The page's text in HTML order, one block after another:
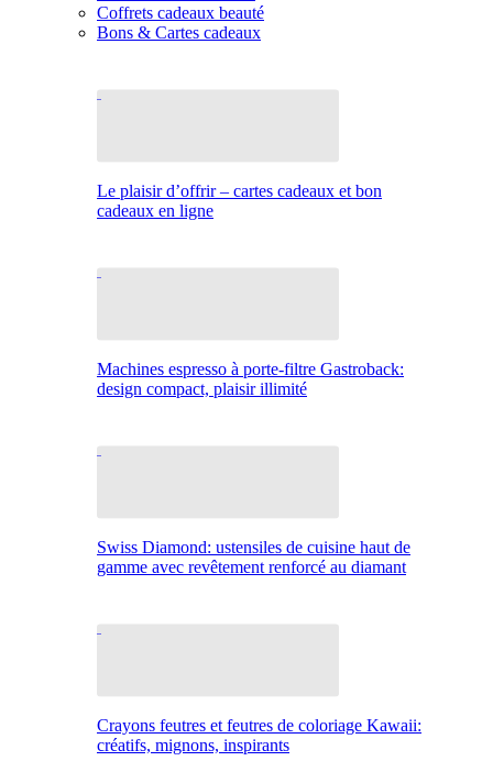
Coffrets cadeaux beauté
Bons & Cartes cadeaux
Le plaisir d’offrir – cartes cadeaux et bon
cadeaux en ligne
Machines espresso à porte-filtre Gastroback:
design compact, plaisir illimité
Swiss Diamond: ustensiles de cuisine haut de
gamme avec revêtement renforcé au diamant
Crayons feutres et feutres de coloriage Kawaii:
créatifs, mignons, inspirants